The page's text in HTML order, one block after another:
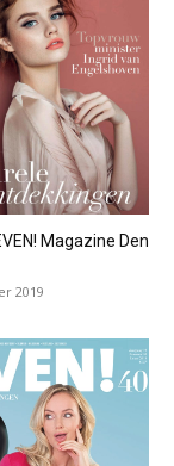
Magazine Den
2019